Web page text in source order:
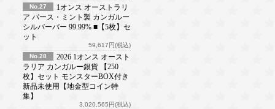
No.27
1オンス オーストラリ
ア パース・ミント製 カンガルー
シルバーバー 99.99% ■【5枚】セ
ット
59,617円(税込)
No.28
2026 1オンス オースト
ラリア カンガルー銀貨 【250
枚】セット モンスターBOX付き
新品未使用【地金型コイン特
集】
3,020,565円(税込)